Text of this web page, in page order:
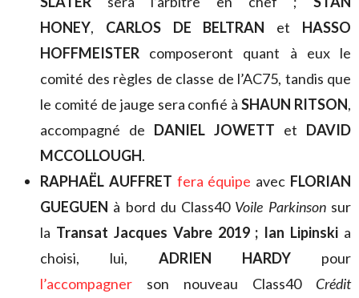
HONEY, CARLOS DE BELTRAN et HASSO
HOFFMEISTER composeront quant à eux le
comité des règles de classe de l’AC75, tandis que
le comité de jauge sera confié àSHAUN RITSON,
accompagné de DANIEL JOWETT et DAVID
MCCOLLOUGH.
RAPHAËL AUFFRET fera équipe avec FLORIAN
GUEGUEN à bord du Class40 Voile Parkinsonsur
la Transat Jacques Vabre 2019 ; Ian Lipinski a
choisi, lui, ADRIEN HARDY pour
l’accompagner
son nouveau Class40 Crédit